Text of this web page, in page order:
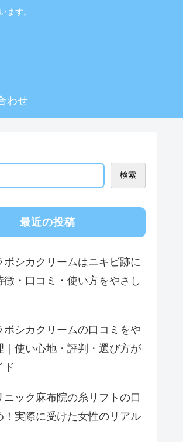
ます。
わせ
検索
最近の投稿
ボシカクリームはニキビ跡に
徴・口コミ・使い方をやさし
ボシカクリームの口コミをや
｜使い心地・評判・選び方が
ド
ニック麻布院の糸リフトの口
！実際に受けた女性のリアル